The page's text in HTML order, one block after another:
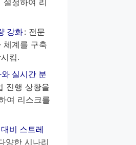
강화: 전문
체계를 구축
킴.
실시간 분
진행 상황을
여 리스크를
비 스트레
양한 시나리